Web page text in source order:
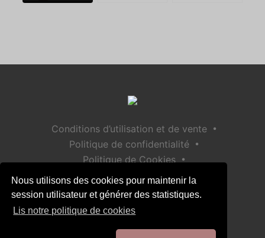
Nous utilisons des cookies pour maintenir la
session utilisateur et générer des statistiques.
Lis notre politique de cookies
Conditions d’utilisation et de vente •
Politique de confidentialité •
Politique de Cookies •
Politique de sécurité des enfants
Aide / Contact